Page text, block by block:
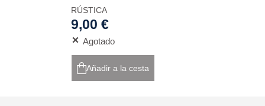
RÚSTICA
9,00 €
Agotado
Añadir a la cesta